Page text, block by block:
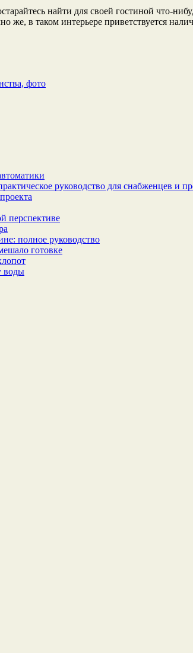
найти для своей гостиной что-
же, в таком интерьере приветствуется
фото
руководство для снабженцев и
перспективе
полное руководство
готовке
воды